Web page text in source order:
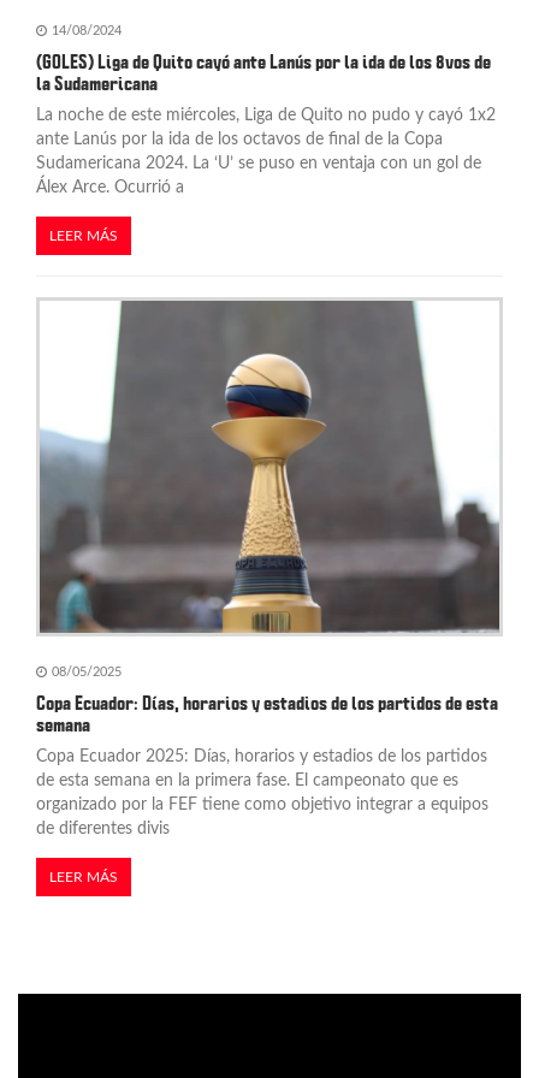
14/08/2024
(GOLES) Liga de Quito cayó ante Lanús por la ida de los 8vos de
la Sudamericana
La noche de este miércoles, Liga de Quito no pudo y cayó 1x2
ante Lanús por la ida de los octavos de final de la Copa
Sudamericana 2024. La ‘U’ se puso en ventaja con un gol de
Álex Arce. Ocurrió a
LEER MÁS
08/05/2025
Copa Ecuador: Días, horarios y estadios de los partidos de esta
semana
Copa Ecuador 2025: Días, horarios y estadios de los partidos
de esta semana en la primera fase. El campeonato que es
organizado por la FEF tiene como objetivo integrar a equipos
de diferentes divis
LEER MÁS